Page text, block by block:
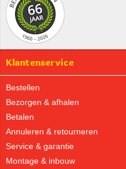
Klantenservice
Bestellen
Bezorgen & afhalen
Betalen
Annuleren & retourneren
Service & garantie
Montage & inbouw